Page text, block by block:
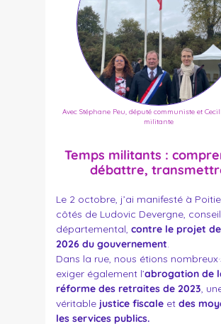
Avec Stéphane Peu, député communiste et
militante
Temps militants :
débattre,
Le 2 octobre, j’ai manifesté à
côtés de Ludovic Devergne,
départemental, contre le projet
2026 du gouvernement
Dans la rue, nous étions
exiger également l’abrogation de
réforme des retraites de 2023 ,
véritable justice fiscaleet des
les services publics.